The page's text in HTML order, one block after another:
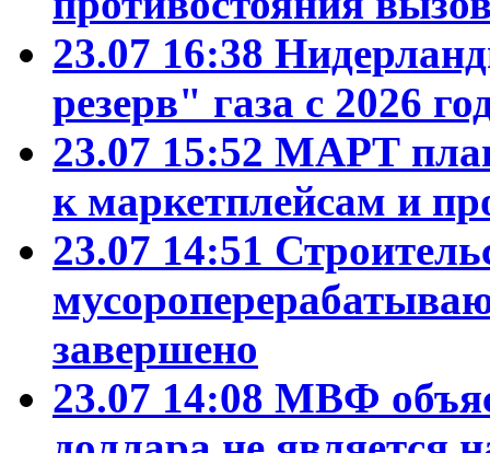
23.07 16:38
резерв" газа с 2026
23.07 15:52 МАРТ
к маркетплейсам и
23.07 14:51
завершено
23.07 14:08 МВФ